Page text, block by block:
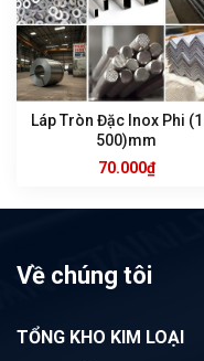
Láp Tròn Đặc Inox Phi
500)mm
70.000₫
Về chúng tôi
TỔNG KHO KIM LOẠI